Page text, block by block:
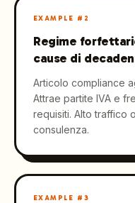
EXAMPLE # 2
Regime
cause di
Articolo compliance
Attrae partite IVA e
requisiti. Alto traffico
consulenza.
EXAMPLE # 3